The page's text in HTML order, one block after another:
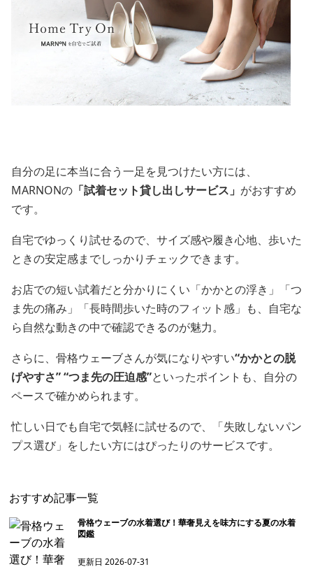
自分の足に本当に合う一足を見つけたい方には、
MARNONの 「試着セット貸し出しサービス」 がおすすめ
です。
自宅でゆっくり試せるので、サイズ感や履き心地、歩いた
ときの安定感までしっかりチェックできます。
お店での短い試着だと分かりにくい「かかとの浮き」「つ
ま先の痛み」「長時間歩いた時のフィット感」も、自宅な
ら自然な動きの中で確認できるのが魅力。
さらに、骨格ウェーブさんが気になりやすい“かかとの脱
げやすさ” “つま先の圧迫感”といったポイントも、自分の
ペースで確かめられます。
忙しい日でも自宅で気軽に試せるので、「失敗しないパン
プス選び」をしたい方にはぴったりのサービスです。
おすすめ記事一覧
骨格ウェーブの水着選び！華奢見えを味方にする夏の水着
図鑑
更新日2026-07-31